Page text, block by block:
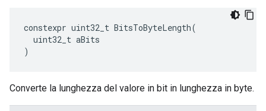
constexpr uint32_t BitsToByteLength(
uint32_t aBits
)
Converte la lunghezza del valore in bit in lunghezza in byte.